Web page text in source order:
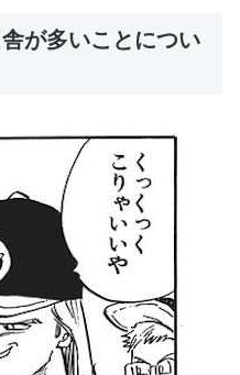
が多いことについ